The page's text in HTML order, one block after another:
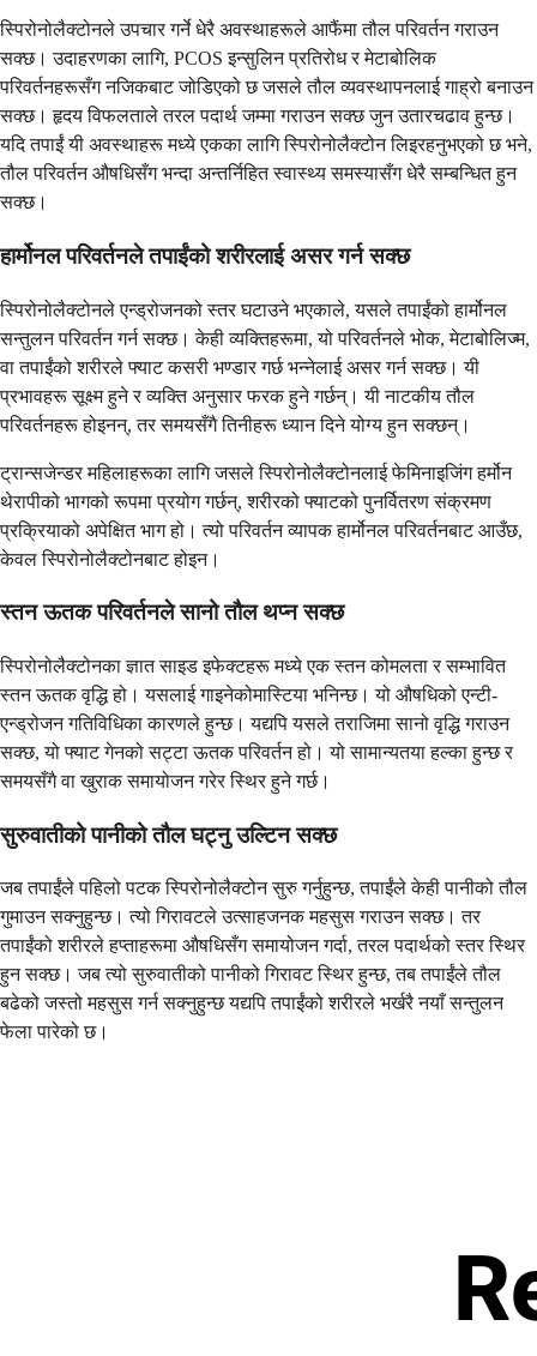
स्पिरोनोलैक्टोनले उपचार गर्ने धेरै अवस्थाहरूले आफैंमा तौल परिवर्तन गराउन
सक्छ। उदाहरणका लागि, PCOS इन्सुलिन प्रतिरोध र मेटाबोलिक
परिवर्तनहरूसँग नजिकबाट जोडिएको छ जसले तौल व्यवस्थापनलाई गाह्रो बनाउन
सक्छ। हृदय विफलताले तरल पदार्थ जम्मा गराउन सक्छ जुन उतारचढाव हुन्छ।
यदि तपाईं यी अवस्थाहरू मध्ये एकका लागि स्पिरोनोलैक्टोन लिइरहनुभएको छ भने,
तौल परिवर्तन औषधिसँग भन्दा अन्तर्निहित स्वास्थ्य समस्यासँग धेरै सम्बन्धित हुन
सक्छ।
हार्मोनल परिवर्तनले तपाईंको शरीरलाई असर गर्न सक्छ
स्पिरोनोलैक्टोनले एन्ड्रोजनको स्तर घटाउने भएकाले, यसले तपाईंको हार्मोनल
सन्तुलन परिवर्तन गर्न सक्छ। केही व्यक्तिहरूमा, यो परिवर्तनले भोक, मेटाबोलिज्म,
वा तपाईंको शरीरले फ्याट कसरी भण्डार गर्छ भन्नेलाई असर गर्न सक्छ। यी
प्रभावहरू सूक्ष्म हुने र व्यक्ति अनुसार फरक हुने गर्छन्। यी नाटकीय तौल
परिवर्तनहरू होइनन्, तर समयसँगै तिनीहरू ध्यान दिने योग्य हुन सक्छन्।
ट्रान्सजेन्डर महिलाहरूका लागि जसले स्पिरोनोलैक्टोनलाई फेमिनाइजिंग हर्मोन
थेरापीको भागको रूपमा प्रयोग गर्छन्, शरीरको फ्याटको पुनर्वितरण संक्रमण
प्रक्रियाको अपेक्षित भाग हो। त्यो परिवर्तन व्यापक हार्मोनल परिवर्तनबाट आउँछ,
केवल स्पिरोनोलैक्टोनबाट होइन।
स्तन ऊतक परिवर्तनले सानो तौल थप्न सक्छ
स्पिरोनोलैक्टोनका ज्ञात साइड इफेक्टहरू मध्ये एक स्तन कोमलता र सम्भावित
स्तन ऊतक वृद्धि हो। यसलाई गाइनेकोमास्टिया भनिन्छ। यो औषधिको एन्टी-
एन्ड्रोजन गतिविधिका कारणले हुन्छ। यद्यपि यसले तराजिमा सानो वृद्धि गराउन
सक्छ, यो फ्याट गेनको सट्टा ऊतक परिवर्तन हो। यो सामान्यतया हल्का हुन्छ र
समयसँगै वा खुराक समायोजन गरेर स्थिर हुने गर्छ।
सुरुवातीको पानीको तौल घट्नु उल्टिन सक्छ
जब तपाईंले पहिलो पटक स्पिरोनोलैक्टोन सुरु गर्नुहुन्छ, तपाईंले केही पानीको तौल
गुमाउन सक्नुहुन्छ। त्यो गिरावटले उत्साहजनक महसुस गराउन सक्छ। तर
तपाईंको शरीरले हप्ताहरूमा औषधिसँग समायोजन गर्दा, तरल पदार्थको स्तर स्थिर
हुन सक्छ। जब त्यो सुरुवातीको पानीको गिरावट स्थिर हुन्छ, तब तपाईंले तौल
बढेको जस्तो महसुस गर्न सक्नुहुन्छ यद्यपि तपाईंको शरीरले भर्खरै नयाँ सन्तुलन
फेला पारेको छ।